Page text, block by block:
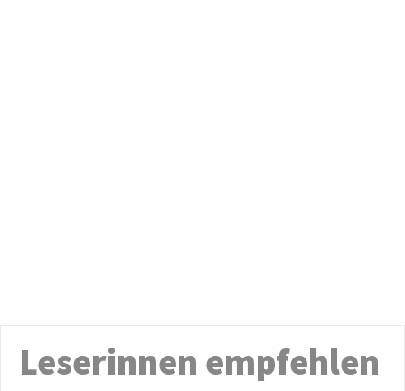
Leserinnen empfehlen